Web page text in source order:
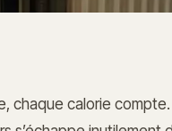
chaque calorie